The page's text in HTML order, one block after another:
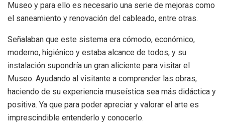
Museo y para ello es necesario una serie de mejoras como
el saneamiento y renovación del cableado, entre otras.
Señalaban que este sistema era cómodo, económico,
moderno, higiénico y estaba alcance de todos, y su
instalación supondría un gran aliciente para visitar el
Museo. Ayudando al visitante a comprender las obras,
haciendo de su experiencia museística sea más didáctica y
positiva. Ya que para poder apreciar y valorar el arte es
imprescindible entenderlo y conocerlo.